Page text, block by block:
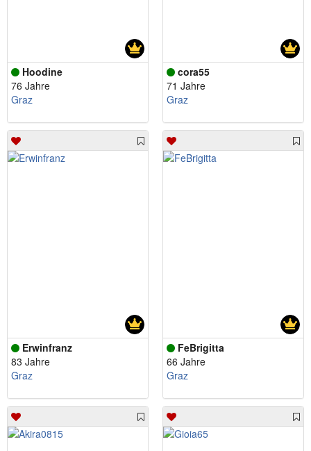
Hoodine
76 Jahre
Graz
cora55
71 Jahre
Graz
Erwinfranz
83 Jahre
Graz
FeBrigitta
66 Jahre
Graz